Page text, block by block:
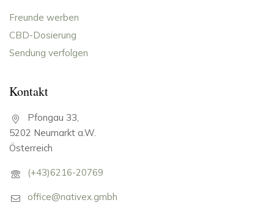
Freunde werben
CBD-Dosierung
Sendung verfolgen
Kontakt
Pfongau 33,
5202 Neumarkt a.W.
Österreich
(+43)6216-20769
office@nativex.gmbh